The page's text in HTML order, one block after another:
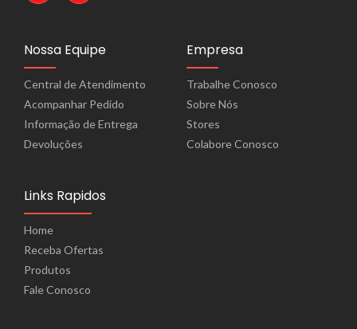
Nossa Equipe
Central de Atendimento
Acompanhar Pedido
Informação de Entrega
Devoluções
Empresa
Trabalhe Conosco
Sobre Nós
Stores
Colabore Conosco
Links Rapidos
Home
Receba Ofertas
Produtos
Fale Conosco